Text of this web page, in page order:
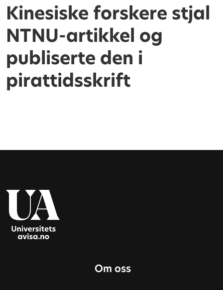
Kinesiske forskere stjal
NTNU-artikkel og
publiserte den i
pirattidsskrift
Om oss